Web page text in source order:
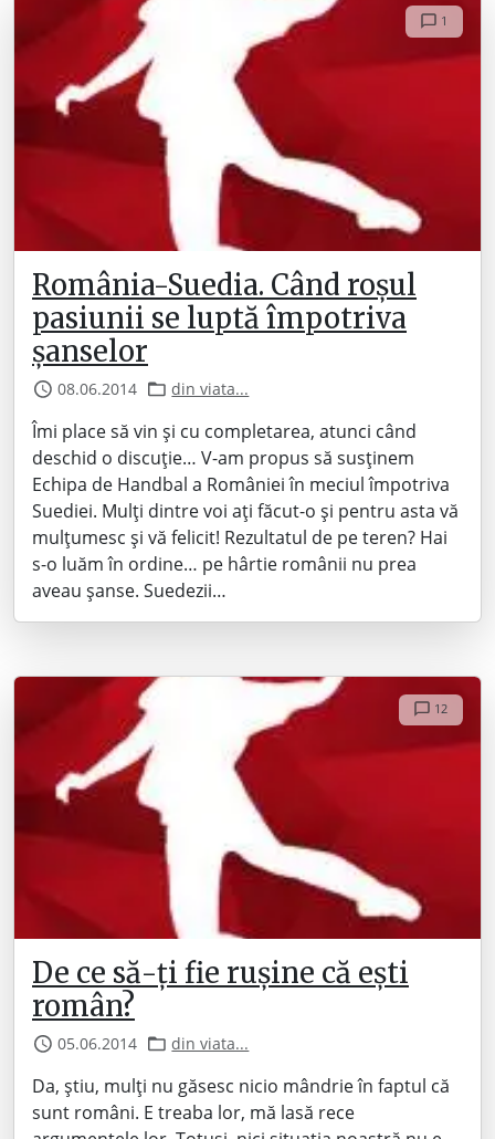
1
România-Suedia. Când roșul
pasiunii se luptă împotriva
șanselor
08.06.2014 din viata...
Îmi place să vin și cu completarea, atunci când
deschid o discuție… V-am propus să susținem
Echipa de Handbal a României în meciul împotriva
Suediei. Mulți dintre voi ați făcut-o și pentru asta vă
mulțumesc și vă felicit! Rezultatul de pe teren? Hai
s-o luăm în ordine… pe hârtie românii nu prea
aveau șanse. Suedezii…
12
De ce să-ți fie rușine că ești
român?
05.06.2014 din viata...
Da, știu, mulți nu găsesc nicio mândrie în faptul că
sunt români. E treaba lor, mă lasă rece